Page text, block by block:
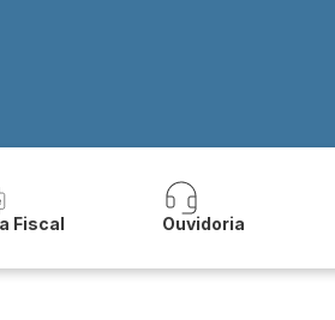
Fiscal Ouvidoria